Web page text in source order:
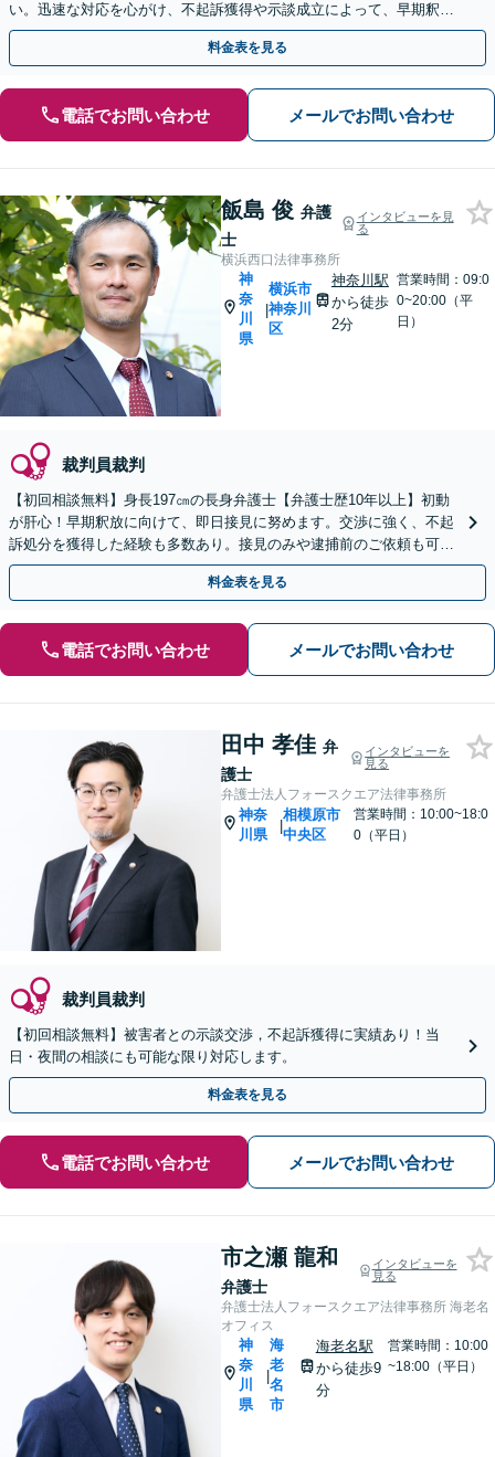
い。迅速な対応を心がけ、不起訴獲得や示談成立によって、早期釈放
を目指します【休日夜間も対応】【日本大通り駅3分】
料金表を見る
電話でお問い合わせ メールでお問い合わせ
飯島 俊 弁護
士
インタビューを見
る
横浜西口法律事務所
神
奈
川
県
|
横浜市
神奈川
区
神奈川駅
から徒歩
2分
営業時間：09:0
0~20:00（平
日）
裁判員裁判
【初回相談無料】身長197㎝の長身弁護士【弁護士歴10年以上】初動
が肝心！早期釈放に向けて、即日接見に努めます。交渉に強く、不起
訴処分を獲得した経験も多数あり。接見のみや逮捕前のご依頼も可能
です【夜間・休日面談】【電話相談】【横浜駅7分】
料金表を見る
電話でお問い合わせ メールでお問い合わせ
田中 孝佳 弁
護士
インタビューを
見る
弁護士法人フォースクエア法律事務所
神奈
川県
|
相模原市
中央区
営業時間：10:00~18:0
0（平日）
裁判員裁判
【初回相談無料】被害者との示談交渉，不起訴獲得に実績あり！当
日・夜間の相談にも可能な限り対応します。
料金表を見る
電話でお問い合わせ メールでお問い合わせ
市之瀬 龍和
弁護士
インタビューを
見る
弁護士法人フォースクエア法律事務所 海老名
オフィス
神
奈
川
県
|
海
老
名
市
海老名駅
から徒歩9
分
営業時間：10:00
~18:00（平日）